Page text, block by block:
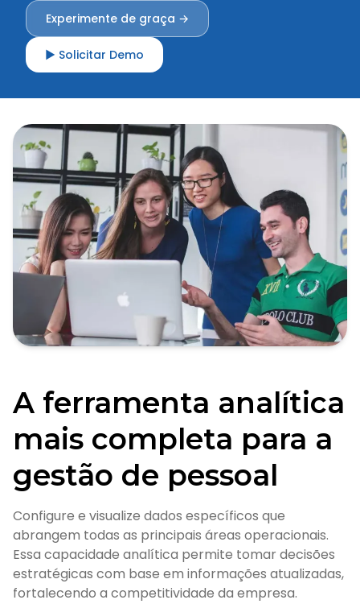
Experimente de graça →
▶ Solicitar Demo
A ferramenta analítica
mais completa para a
gestão de pessoal
Configure e visualize dados específicos que
abrangem todas as principais áreas operacionais.
Essa capacidade analítica permite tomar decisões
estratégicas com base em informações atualizadas,
fortalecendo a competitividade da empresa.